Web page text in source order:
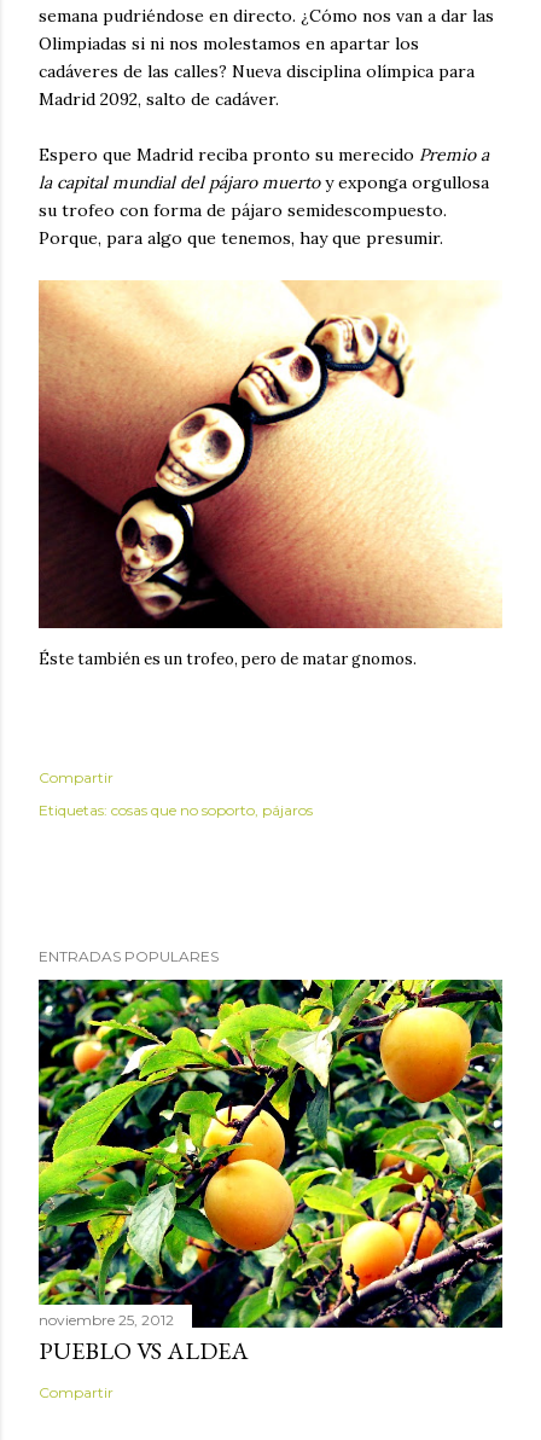
semana pudriéndose en directo. ¿Cómo nos van a dar las
Olimpiadas si ni nos molestamos en apartar los
cadáveres de las calles? Nueva disciplina olímpica para
Madrid 2092, salto de cadáver.
Espero que Madrid reciba pronto su merecido Premio a
la capital mundial del pájaro muertoy exponga orgullosa
su trofeo con forma de pájaro semidescompuesto.
Porque, para algo que tenemos, hay que presumir.
Éste también es un trofeo, pero de matar gnomos.
Compartir
Etiquetas: cosas que no soporto pájaros
ENTRADAS POPULARES
noviembre 25, 2012
PUEBLO VS ALDEA
Compartir